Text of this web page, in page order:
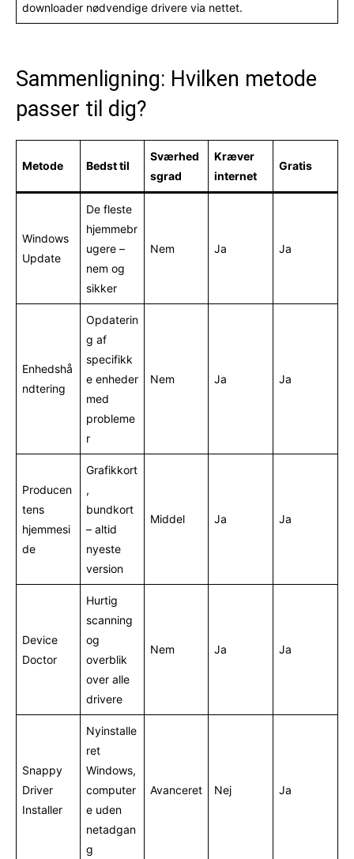
downloader nødvendige drivere via nettet.
Sammenligning: Hvilken metode
passer til dig?
Metode Bedst til
Sværhed
sgrad
Kræver
internet
Gratis
Windows
Update
De fleste
hjemmebr
ugere –
nem og
sikker
Nem Ja Ja
Enhedshå
ndtering
Opdaterin
g af
specifikk
e enheder
med
probleme
r
Nem Ja Ja
Producen
tens
hjemmesi
de
Grafikkort
,
bundkort
– altid
nyeste
version
Middel Ja Ja
Device
Doctor
Hurtig
scanning
og
overblik
over alle
drivere
Nem Ja Ja
Snappy
Driver
Installer
Nyinstalle
ret
Windows,
computer
e uden
netadgan
g
Avanceret Nej Ja